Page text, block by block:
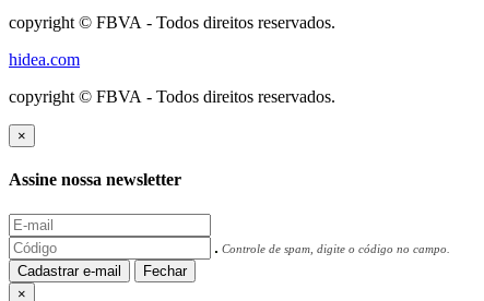
copyright © FBVA - Todos direitos reservados.
hidea.com
copyright © FBVA - Todos direitos reservados.
×
Assine nossa newsletter
Controle de spam, digite o código no campo.
Cadastrar e-mail
Fechar
×